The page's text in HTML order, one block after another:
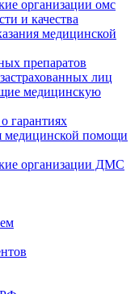
организации омс
и качества
медицинской
препаратов
лиц
медицинскую
гарантиях
медицинской помощи
организации ДМС